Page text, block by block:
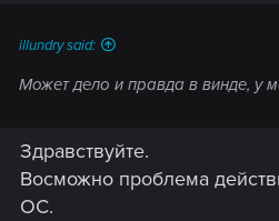
illundry said:
Может дело и правда в винде, у
Здравствуйте.
Восможно проблема
ОС.